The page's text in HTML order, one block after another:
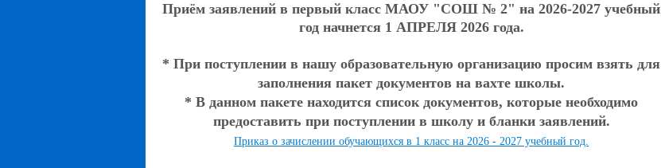
Приём заявлений в первый класс МАОУ "СОШ № 2" на 2026-2027 учебный
год начнется 1 АПРЕЛЯ 2026 года.
* При поступлении в нашу образовательную организацию просим взять для
заполнения пакет документов на вахте школы.
* В данном пакете находится список документов, которые необходимо
предоставить при поступлении в школу и бланки заявлений.
Приказ о зачислении обучающихся в 1 класс на 2026 - 2027 учебный год.